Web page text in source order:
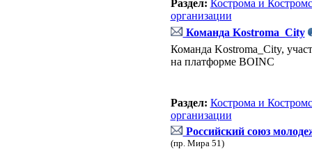
Раздел: Кострома и
организации
Команда Kostroma_City
Команда Kostroma_City,
на платформе BOINC
Раздел: Кострома и
организации
Российский союз
(пр. Мира 51)